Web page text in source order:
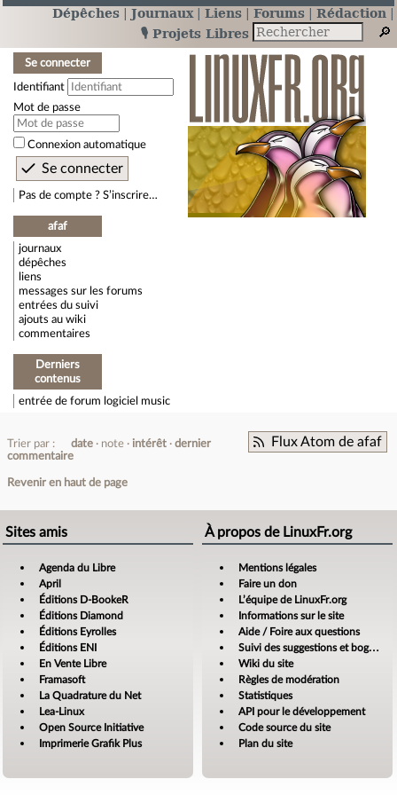
Dépêches Journaux Liens Forums
Rédaction
🎙️ Projets Libres
Se connecter
Identifiant
Mot de passe
Connexion automatique
Pas de compte ? S’inscrire…
afaf
journaux
dépêches
liens
messages sur les forums
entrées du suivi
ajouts au wiki
commentaires
Derniers
contenus
entrée de forum logiciel music
Flux Atom de afaf
Trier par : date note intérêt
dernier
commentaire
Revenir en haut de page
Sites amis
Agenda du Libre
April
Éditions D-BookeR
Éditions Diamond
Éditions Eyrolles
Éditions ENI
En Vente Libre
Framasoft
La Quadrature du Net
Lea-Linux
Open Source Initiative
Imprimerie Grafik Plus
À propos de LinuxFr.org
Mentions légales
Faire un don
L’équipe de LinuxFr.org
Informations sur le site
Aide / Foire aux questions
Suivi des suggestions et bogues
Wiki du site
Règles de modération
Statistiques
API pour le développement
Code source du site
Plan du site